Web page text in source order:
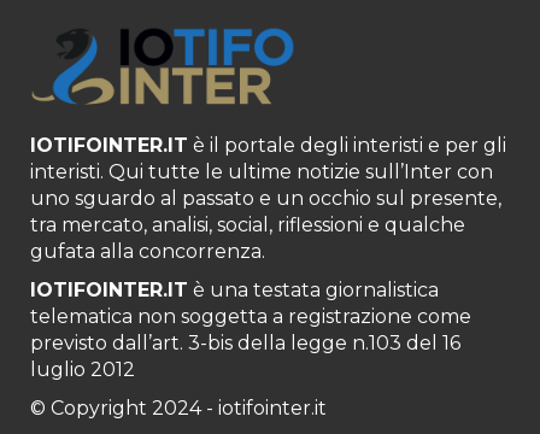
IOTIFOINTER.IT è il portale degli interisti e per gli
interisti. Qui tutte le ultime notizie sull’Inter con
uno sguardo al passato e un occhio sul presente,
tra mercato, analisi, social, riflessioni e qualche
gufata alla concorrenza.
IOTIFOINTER.IT è una testata giornalistica
telematica non soggetta a registrazione come
previsto dall’art. 3-bis della legge n.103 del 16
luglio 2012
© Copyright 2024 - iotifointer.it